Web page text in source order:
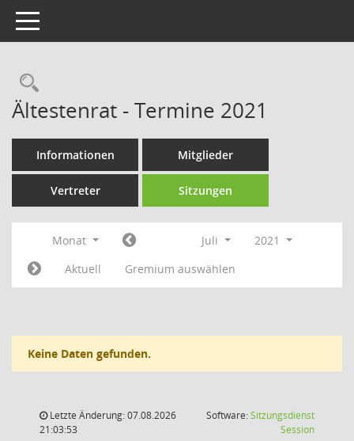
Toggle navigation
Rechercheauswahl
Ältestenrat - Termine 2021
Informationen Mitglieder
Vertreter Sitzungen
Monat Juli
2021
Aktuell
Gremium auswählen
Keine Daten gefunden.
Letzte Änderung: 07.08.2026
21:03:53
Software:Sitzungsdienst
Session(Wird in